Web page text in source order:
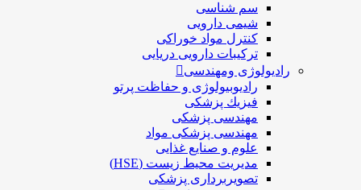
سم شناسی
شیمی دارویی
کنترل مواد خوراکی
ترکیبات دارویی دریایی
رادیولوژی ومهندسی
رادیوبیولوژی و حفاظت پرتو
فيزيك پزشکی
مهندسی پزشکی
مهندسی پزشکی مواد
علوم و صنايع غذایی
مدیریت محیط زیست (HSE)
تصویربرداری پزشکی